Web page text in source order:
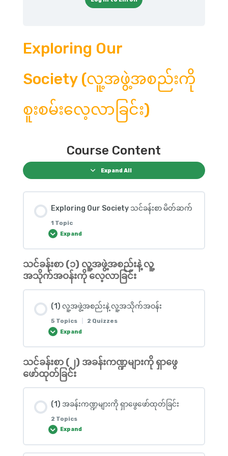
Exploring Our
Society (လူ့အဖွဲ့အစည်းကို
စူးစမ်းလေ့လာခြင်း)
Course Content
Expand All
Exploring Our Society သင်ခန်းစာ မိတ်ဆက်
1 Topic
Expand
Lesson Content
0% COMPLETE 0/1 Steps
Exploring Our Society သင်ခန်းစာ မိတ်ဆက်
သင်ခန်းစာ (၁) လူ့အဖွဲ့အစည်းနဲ့ လူ့
အသိုက်အဝန်းကို လေ့လာခြင်း
(1) လူ့အဖွဲ့အစည်းနဲ့ လူ့အသိုက်အဝန်း
5 Topics 2 Quizzes
Expand
Lesson Content
0% COMPLETE
(1) လူ့အဖွဲ့အစည်းနဲ့လူ့အသိုက်အ၀န်းကိုလေ့လာကြမယ်။
Multiple Choice
သင်ခန်းစာ (၂) အခန်းကဏ္ဍများကို ရှာဖွေ
ဖော်ထုတ်ခြင်း
(1) အခန်းကဏ္ဍများကို ရှာဖွေဖော်ထုတ်ခြင်း
2 Topics
Expand